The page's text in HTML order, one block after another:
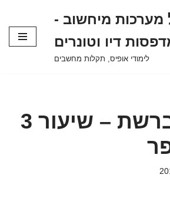
מערכות מיחשוב -
דיו וטונרים
לימודי אופיס, תקלות מחשבים
תעבורה ברשת – שיעור 3